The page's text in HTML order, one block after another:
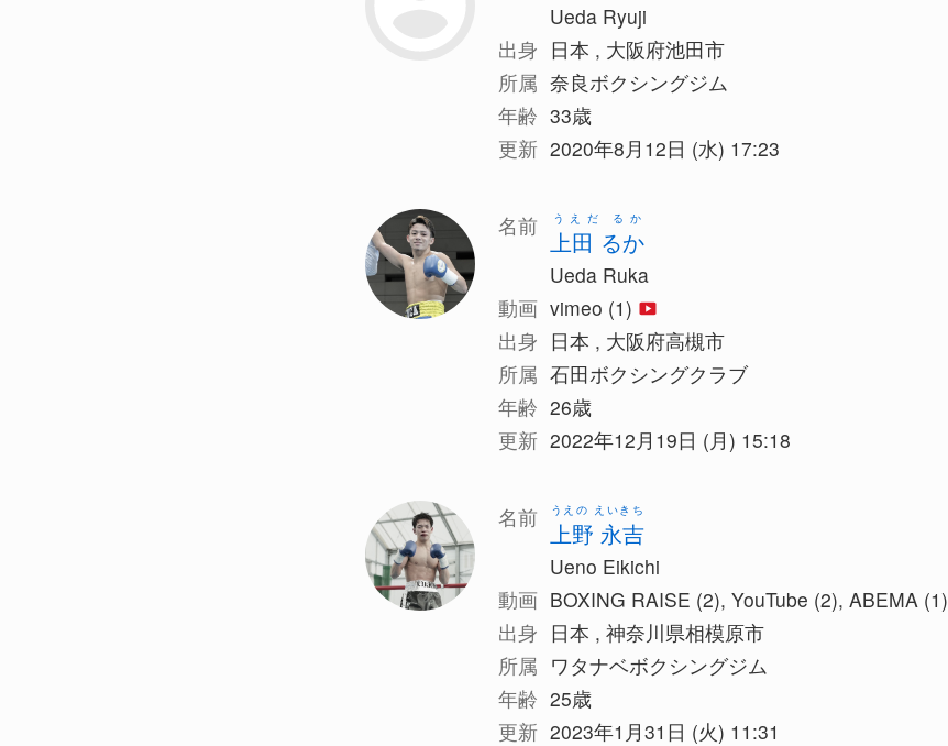
Ueda Ryuji
出身 日本 , 大阪府池田市
所属 奈良ボクシングジム
年齢 33歳
更新 2020年8月12日 (水) 17:23
名前
上田 るか
うえだ るか
Ueda Ruka
動画 vimeo (1)
出身 日本 , 大阪府高槻市
所属 石田ボクシングクラブ
年齢 26歳
更新 2022年12月19日 (月) 15:18
名前
上野 永吉
うえの えいきち
Ueno Eikichi
動画 BOXING RAISE (2), YouTube (2), ABEMA (1)
出身 日本 , 神奈川県相模原市
所属 ワタナベボクシングジム
年齢 25歳
更新 2023年1月31日 (火) 11:31